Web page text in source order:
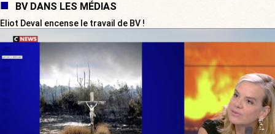
BV DANS LES MÉDIAS
Eliot Deval encense le travail de BV !